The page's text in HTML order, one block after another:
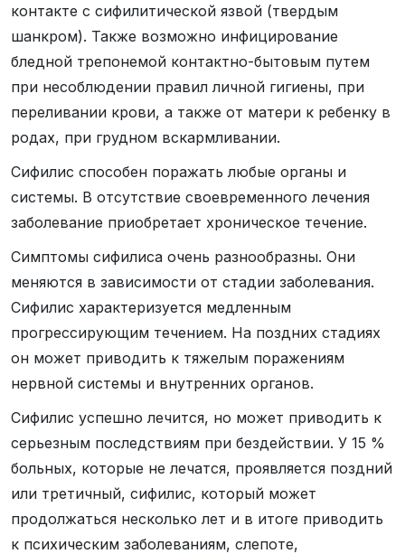
контакте с сифилитической язвой (твердым
шанкром). Также возможно инфицирование
бледной трепонемой контактно-бытовым путем
при несоблюдении правил личной гигиены, при
переливании крови, а также от матери к ребенку в
родах, при грудном вскармливании.
Сифилис способен поражать любые органы и
системы. В отсутствие своевременного лечения
заболевание приобретает хроническое течение.
Симптомы сифилиса очень разнообразны. Они
меняются в зависимости от стадии заболевания.
Сифилис характеризуется медленным
прогрессирующим течением. На поздних стадиях
он может приводить к тяжелым поражениям
нервной системы и внутренних органов.
Сифилис успешно лечится, но может приводить к
серьезным последствиям при бездействии. У 15 %
больных, которые не лечатся, проявляется поздний
или третичный, сифилис, который может
продолжаться несколько лет и в итоге приводить
к психическим заболеваниям, слепоте,